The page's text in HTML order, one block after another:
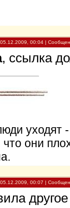
00:04 |
, ссылка
уходят
что они
00:07 |